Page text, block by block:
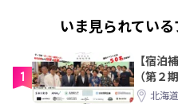
いま見られてい
1
【宿泊
（第２
【8/21
北海